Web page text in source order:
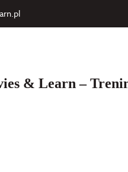
& Learn –